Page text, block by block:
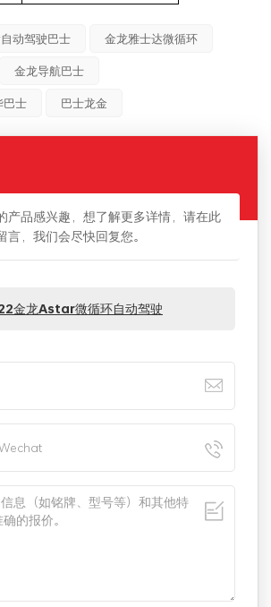
动驾驶巴士
金龙雅士达微循环
金龙导航巴士
巴士
巴士龙金
产品感兴趣，想了解更多详情，请在此
言，我们会尽快回复您。
金龙Astar微循环自动驾驶